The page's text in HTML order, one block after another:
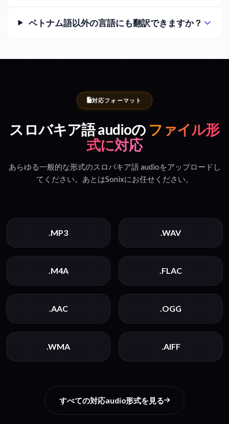
ベトナム語以外の言語にも翻訳できますか？
対応フォーマット
スロバキア語 audioの ファイル形
式に対応
あらゆる一般的な形式のスロバキア語 audioをアップロードし
てください。あとはSonixにお任せください。
.MP3 .WAV
.M4A .FLAC
.AAC .OGG
.WMA .AIFF
すべての対応audio形式を見る